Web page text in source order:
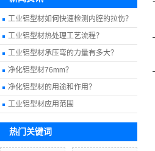
工业铝型材如何快速检测内腔的拉伤？
工业铝型材热处理工艺流程？
工业铝型材承压弯的力量有多大？
净化铝型材76mm？
净化铝型材的用途和作用？
工业铝型材应用范围
热门关键词